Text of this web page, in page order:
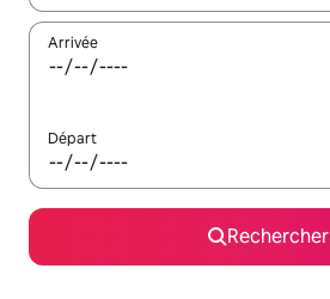
Arrivée
Départ
Rechercher